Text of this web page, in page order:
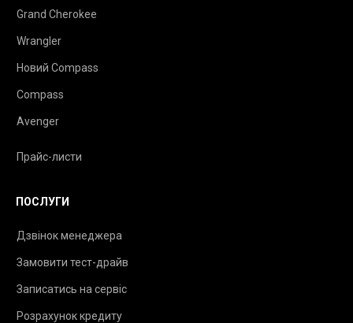
Grand Cherokee
Wrangler
Новий Compass
Compass
Avenger
Прайс-листи
ПОСЛУГИ
Дзвінок менеджера
Замовити тест-драйв
Записатись на сервіс
Розрахунок кредиту